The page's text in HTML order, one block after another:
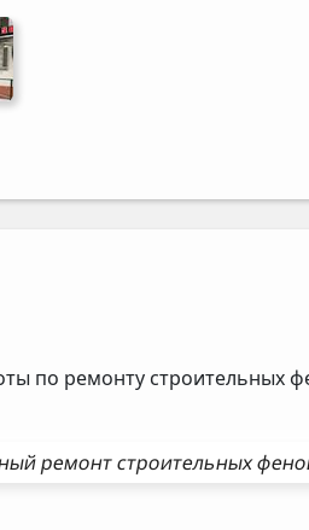
по ремонту строительных
ремонтстроительных